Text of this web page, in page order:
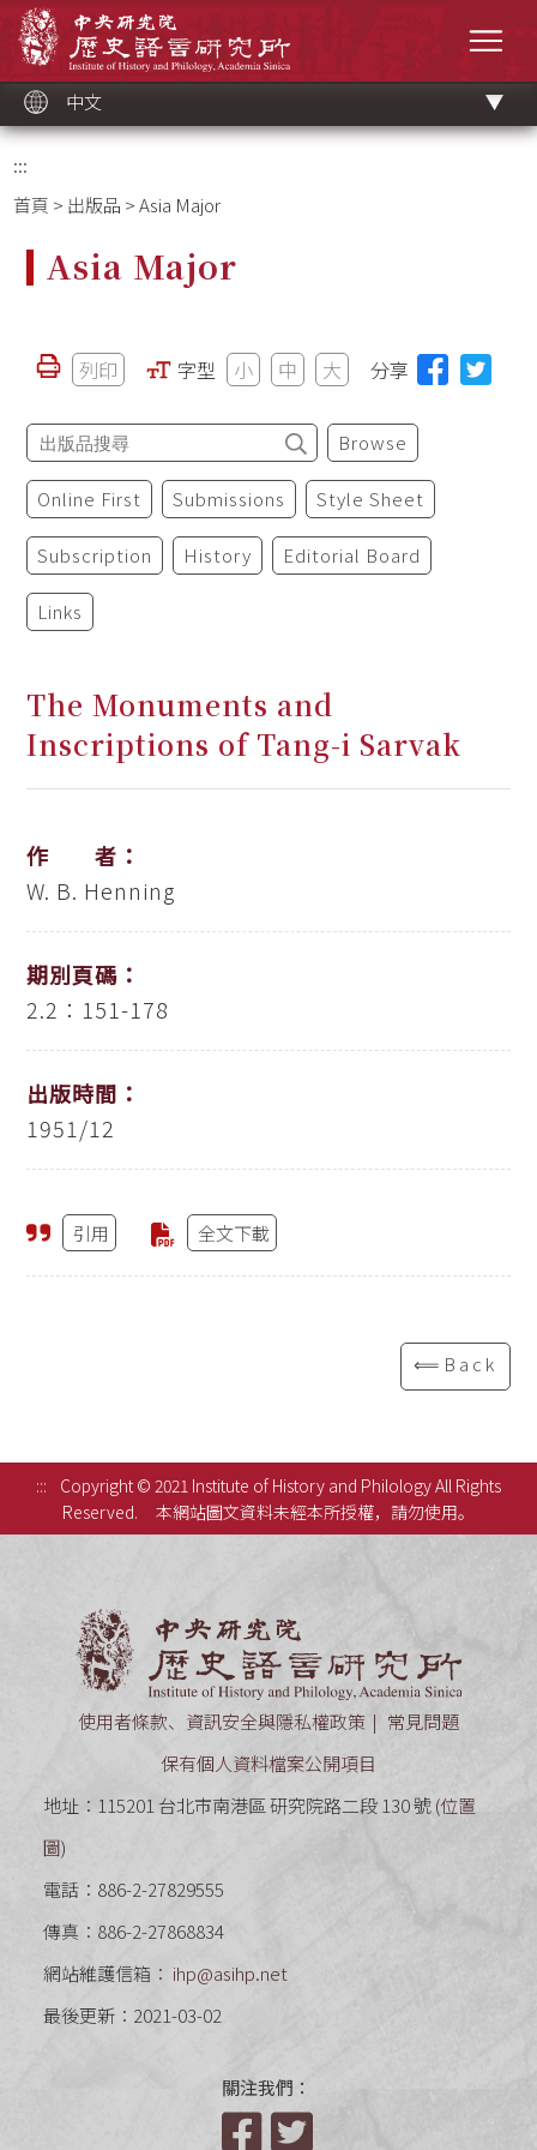
中文
:::
首頁 > 出版品 > Asia Major
Asia Major
列印 字型 小 中 大 分享
Browse
Online First Submissions Style Sheet
Subscription History Editorial Board
Links
The Monuments and
Inscriptions of Tang-i Sarvak
作 者：
W. B. Henning
期別頁碼：
2.2：151-178
出版時間：
1951/12
引用 全文下載
⟸Back
:::
Copyright © 2021 Institute of History and Philology All Rights
Reserved.
本網站圖文資料未經本所授權，請勿使用。
使用者條款、資訊安全與隱私權政策
常見問題
保有個人資料檔案公開項目
地址：115201 台北市南港區 研究院路二段 130 號 (位置
圖)
電話：886-2-27829555
傳真：886-2-27868834
網站維護信箱： ihp@asihp.net
最後更新：2021-03-02
關注我們：
Facebook